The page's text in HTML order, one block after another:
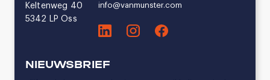
Keltenweg 40
5342 LP Oss
info@vanmunster.com
NIEUWSBRIEF